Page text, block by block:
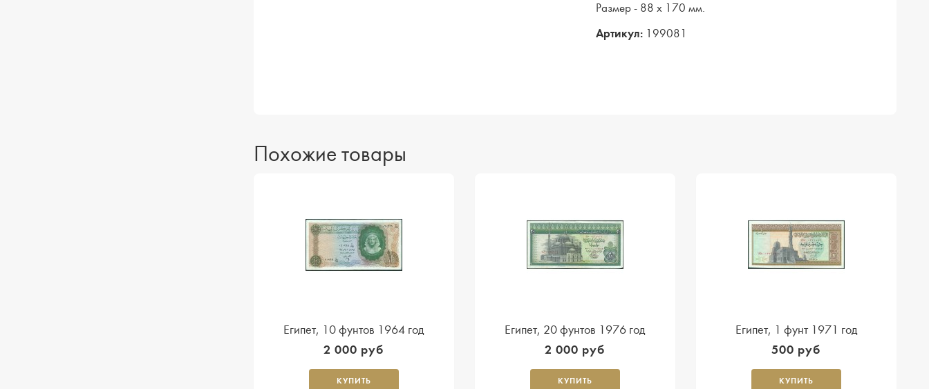
Размер - 88 х 170 мм.
Артикул: 199081
Похожие товары
Египет, 10 фунтов 1964 год
2 000 руб
КУПИТЬ
Египет, 20 фунтов 1976 год
2 000 руб
КУПИТЬ
Египет, 1 фунт 1971 год
500 руб
КУПИТЬ